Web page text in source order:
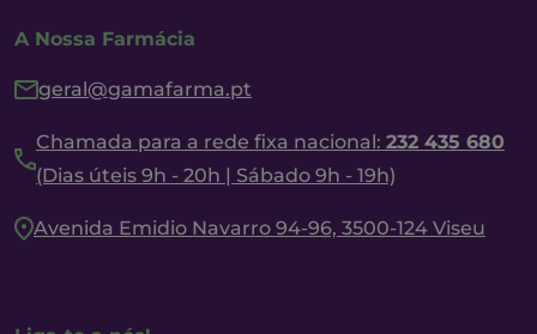
A Nossa Farmácia
geral@gamafarma.pt
Chamada para a rede fixa nacional: 232 435 680
(Dias úteis 9h - 20h | Sábado 9h - 19h)
Avenida Emidio Navarro 94-96, 3500-124 Viseu